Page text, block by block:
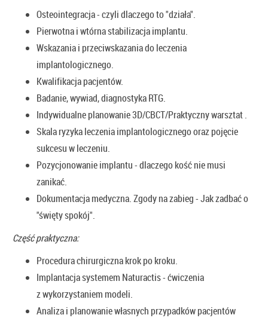
Osteointegracja - czyli dlaczego to "działa".
Pierwotna i wtórna stabilizacja implantu.
Wskazania i przeciwskazania do leczenia
implantologicznego.
Kwalifikacja pacjentów.
Badanie, wywiad, diagnostyka RTG.
Indywidualne planowanie 3D/CBCT/Praktyczny warsztat .
Skala ryzyka leczenia implantologicznego oraz pojęcie
sukcesu w leczeniu.
Pozycjonowanie implantu - dlaczego kość nie musi
zanikać.
Dokumentacja medyczna. Zgody na zabieg - Jak zadbać o
"święty spokój".
Część praktyczna:
Procedura chirurgiczna krok po kroku.
Implantacja systemem Naturactis - ćwiczenia
z wykorzystaniem modeli.
Analiza i planowanie własnych przypadków pacjentów